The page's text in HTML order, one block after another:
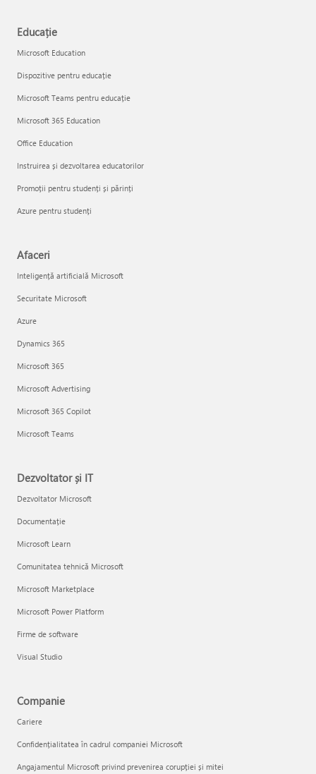
Educație
Microsoft Education
Dispozitive pentru educație
Microsoft Teams pentru educație
Microsoft 365 Education
Office Education
Instruirea și dezvoltarea educatorilor
Promoții pentru studenți și părinți
Azure pentru studenți
Afaceri
Inteligență artificială Microsoft
Securitate Microsoft
Azure
Dynamics 365
Microsoft 365
Microsoft Advertising
Microsoft 365 Copilot
Microsoft Teams
Dezvoltator și IT
Dezvoltator Microsoft
Documentație
Microsoft Learn
Comunitatea tehnică Microsoft
Microsoft Marketplace
Microsoft Power Platform
Firme de software
Visual Studio
Companie
Cariere
Confidențialitatea în cadrul companiei Microsoft
Angajamentul Microsoft privind prevenirea corupției și mitei